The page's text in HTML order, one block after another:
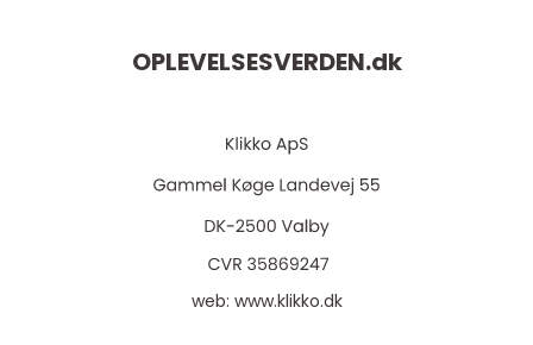
OPLEVELSESVERDEN.dk
web: www.klikko.dk